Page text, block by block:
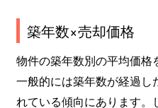
築年数×売却価格
物件の築年数別の平均価格
一般的には築年数が経過し
れている傾向にあります